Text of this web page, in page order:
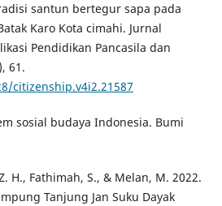
santun bertegur sapa pada
Karo Kota cimahi. Jurnal
Pendidikan Pancasila dan
61.
citizenship.v4i2.21587
sosial budaya Indonesia. Bumi
H., Fathimah, S., & Melan, M. 2022.
Tanjung Jan Suku Dayak